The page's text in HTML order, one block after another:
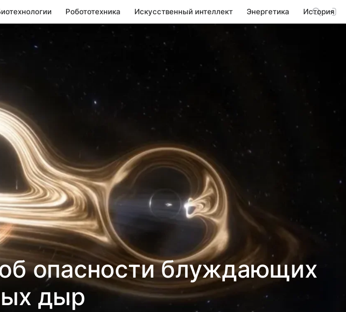
Робототехника Искусственный интеллект Энергетика История
опасности блуждающих
дыр